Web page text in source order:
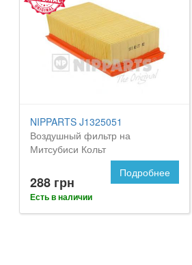
NIPPARTS J1325051
Воздушный фильтр на
Митсубиси Кольт
288 грн
Есть в наличии
Подробнее